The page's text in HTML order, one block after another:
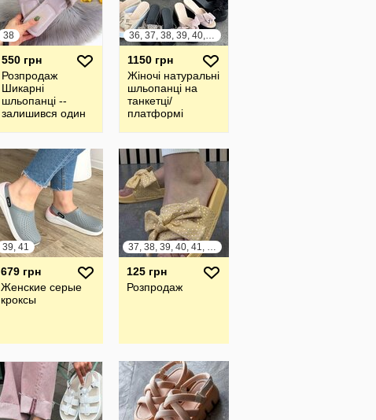
38
550 грн
Розпродаж
Шикарні
шльопанці --
залишився один
36, 37, 38, 39, 40, 41
1150 грн
Жіночі натуральні
шльопанці на
танкетці/
платформі
39, 41
679 грн
Женские серые
кроксы
37, 38, 39, 40, 41, 42
125 грн
Розпродаж